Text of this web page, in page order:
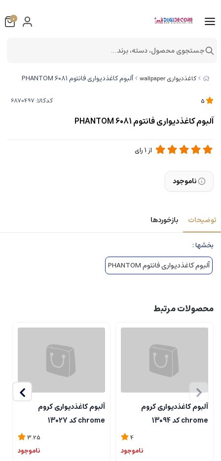
کاغذدیواری wallpaper آلبوم کاغذدیواری فانتوم 6081 PHANTOM
کدکالا:
آلبوم کاغذدیواری فانتوم 6081 PHANTOM
از 1رای
ناموجود
توضیحات بازخوردها
بخشها :
آلبوم کاغذدیواری فانتوم PHANTOM
محصولات مرتبط
آلبوم کاغذدیواری کروم
chrome کد 13094
4
ناموجود
آلبوم کاغذدیواری کروم
chrome کد 13027
3.25
ناموجود
0
جستجوی محصول، دسته، برند...